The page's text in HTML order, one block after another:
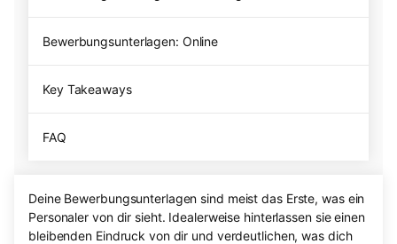
Bewerbungsunterlagen: Online
Key Takeaways
FAQ
Deine Bewerbungsunterlagen sind meist das Erste, was ein
Personaler von dir sieht. Idealerweise hinterlassen sie einen
bleibenden Eindruck von dir und verdeutlichen, was dich